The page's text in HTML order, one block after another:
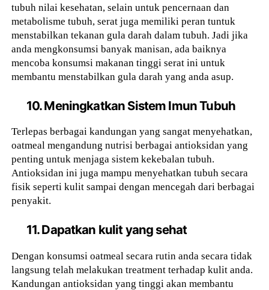
tubuh nilai kesehatan, selain untuk pencernaan dan
metabolisme tubuh, serat juga memiliki peran tuntuk
menstabilkan tekanan gula darah dalam tubuh. Jadi jika
anda mengkonsumsi banyak manisan, ada baiknya
mencoba konsumsi makanan tinggi serat ini untuk
membantu menstabilkan gula darah yang anda asup.
10. Meningkatkan Sistem Imun Tubuh
Terlepas berbagai kandungan yang sangat menyehatkan,
oatmeal mengandung nutrisi berbagai antioksidan yang
penting untuk menjaga sistem kekebalan tubuh.
Antioksidan ini juga mampu menyehatkan tubuh secara
fisik seperti kulit sampai dengan mencegah dari berbagai
penyakit.
11. Dapatkan kulit yang sehat
Dengan konsumsi oatmeal secara rutin anda secara tidak
langsung telah melakukan treatment terhadap kulit anda.
Kandungan antioksidan yang tinggi akan membantu